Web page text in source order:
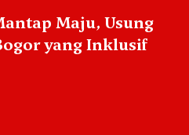
Ajang Pembinaan
U-16 Berebut Gelar